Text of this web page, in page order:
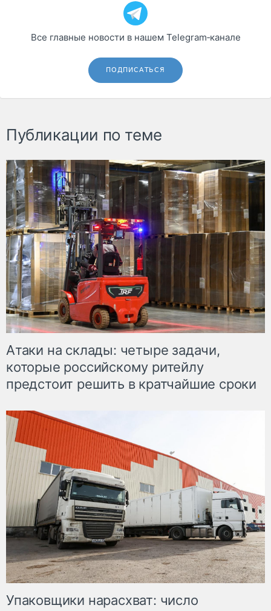
Все главные новости в нашем Telegram‑канале
ПОДПИСАТЬСЯ
Публикации по теме
Атаки на склады: четыре задачи,
которые российскому ритейлу
предстоит решить в кратчайшие сроки
Упаковщики нарасхват: число